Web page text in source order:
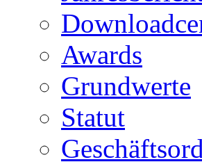
Awards
Grundwerte
Statut